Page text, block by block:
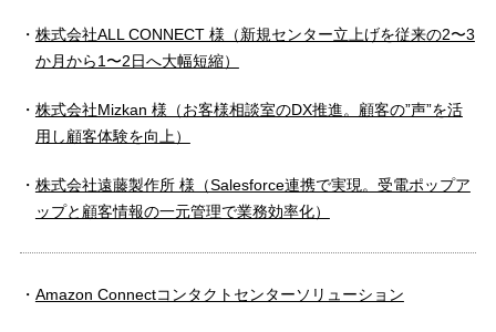
株式会社ALL CONNECT 様（新規センター立上げを従来の2〜3
か月から1〜2日へ大幅短縮）
株式会社Mizkan 様（お客様相談室のDX推進。顧客の”声”を活
用し顧客体験を向上）
株式会社遠藤製作所 様（Salesforce連携で実現。受電ポップア
ップと顧客情報の一元管理で業務効率化）
Amazon Connectコンタクトセンターソリューション